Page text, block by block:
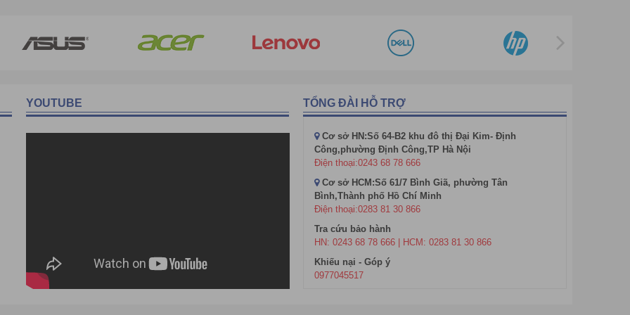
bộ phận như: màn hình, ram, CPU, ổ cứng… với nhau và các thiết bị ngoại vi khác như tai nghe bàn phím chuột. Hệ
thế tuy nhiên mỗi lần muốn di chuyển thì cực kì khó khăn. Chính vì thế máy tính Máy tính All In One ra đời với thiết kế
YOUTUBE TỔNG ĐÀI HỖ TRỢ
Cơ sở HN:Số 64-B2 khu đô thị Đại Kim- Định
Công,phường Định Công,TP Hà Nội
Điện thoại:0243 68 78 666
Cơ sở HCM:Số 61/7 Bình Giã, phường Tân
Bình,Thành phố Hồ Chí Minh
Điện thoại:0283 81 30 866
Tra cứu bảo hành
HN: 0243 68 78 666 | HCM: 0283 81 30 866
Khiếu nại - Góp ý
0977045517